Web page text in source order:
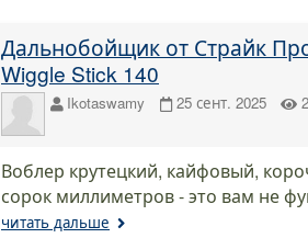
Дальнобойщик от Страйк
Wiggle Stick 140
Ikotaswamy 25 сент. 2025
Воблер крутецкий, кайфовый,
сорок миллиметров - это вам не
читать дальше